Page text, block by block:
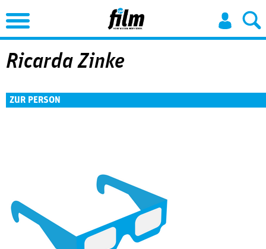
Jump to Navigation
Ricarda Zinke
ZUR PERSON